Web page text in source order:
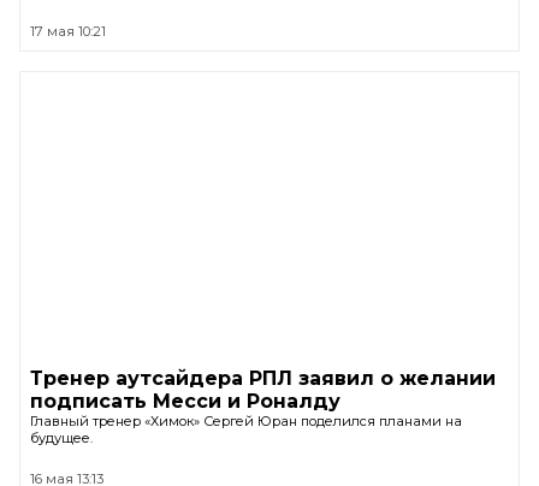
17 мая 10:21
Тренер аутсайдера РПЛ заявил о желании
подписать Месси и Роналду
Главный тренер «Химок» Сергей Юран поделился планами на
будущее.
16 мая 13:13